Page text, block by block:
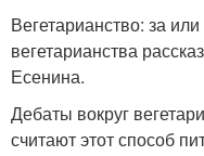
Вегетарианство: за
вегетарианства
Есенина.
Дебаты вокруг
считают этот способ